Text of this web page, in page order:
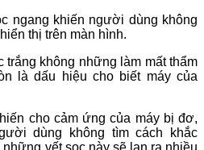
ngang khiến người dùng không
thị trên màn hình.
trắng không những làm mất thẩm
là dấu hiệu cho biết máy của
cho cảm ứng của máy bị đơ,
dùng không tìm cách khắc
vết sọc này sẽ lan ra nhiều